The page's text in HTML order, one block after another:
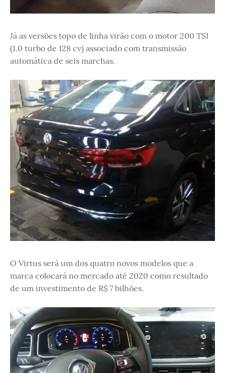
Já as versões topo de linha virão com o motor 200 TSI
(1.0 turbo de 128 cv) associado com transmissão
automática de seis marchas.
O Virtus será um dos quatro novos modelos que a
marca colocará no mercado até 2020 como resultado
de um investimento de R$ 7 bilhões.